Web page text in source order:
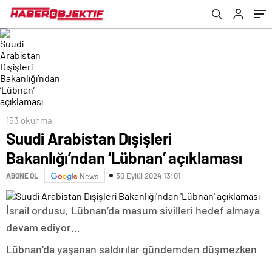
153 okunma
Suudi Arabistan Dışişleri
Bakanlığı’ndan ‘Lübnan’ açıklaması
ABONE OL News 30 Eylül 2024 13:01
İsrail ordusu, Lübnan’da masum sivilleri hedef almaya
devam ediyor…
Lübnan’da yaşanan saldırılar gündemden düşmezken